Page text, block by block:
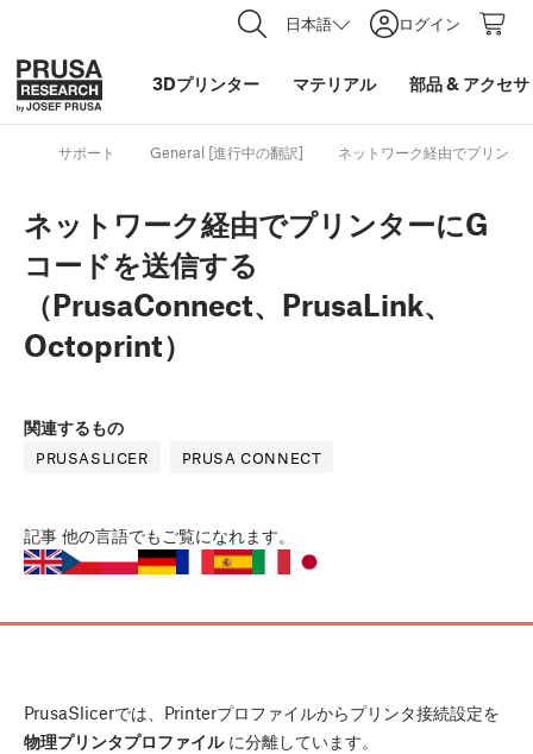
日本語 ログイン
3Dプリンター マテリアル 部品& アクセ
サポート General [進行中の翻訳] ネットワーク経由でプリン
ネットワーク経由でプリンターにG
コードを送信する
（PrusaConnect、PrusaLink、
Octoprint）
関連するもの
PRUSASLICER PRUSA CONNECT
記事 他の言語でもご覧になれます。
PrusaSlicerでは、Printerプロファイルからプリンタ接続設定を
物理プリンタプロファイルに分離しています。